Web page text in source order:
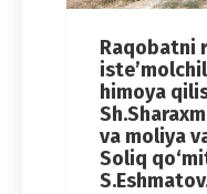
Raqobatni
himoya
va moliya
Soliq